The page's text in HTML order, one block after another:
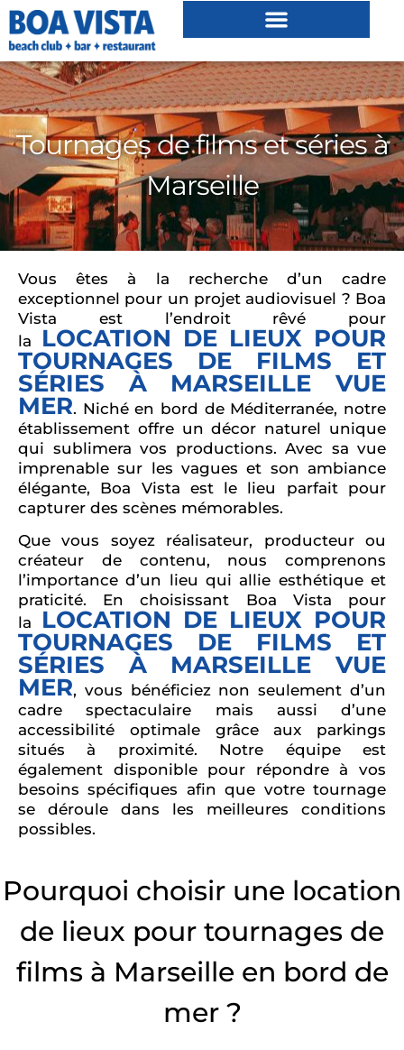
Tournages de films et séries à
Marseille
Vous êtes à la recherche d’un cadre
exceptionnel pour un projet audiovisuel ? Boa
Vista est l’endroit rêvé pour
la LOCATION DE LIEUX POUR
TOURNAGES DE FILMS ET
SÉRIES À MARSEILLE VUE
MER. Niché en bord de Méditerranée, notre
établissement offre un décor naturel unique
qui sublimera vos productions. Avec sa vue
imprenable sur les vagues et son ambiance
élégante, Boa Vista est le lieu parfait pour
capturer des scènes mémorables.
Que vous soyez réalisateur, producteur ou
créateur de contenu, nous comprenons
l’importance d’un lieu qui allie esthétique et
praticité. En choisissant Boa Vista pour
la LOCATION DE LIEUX POUR
TOURNAGES DE FILMS ET
SÉRIES À MARSEILLE VUE
MER, vous bénéficiez non seulement d’un
cadre spectaculaire mais aussi d’une
accessibilité optimale grâce aux parkings
situés à proximité. Notre équipe est
également disponible pour répondre à vos
besoins spécifiques afin que votre tournage
se déroule dans les meilleures conditions
possibles.
Pourquoi choisir une location
de lieux pour tournages de
films à Marseille en bord de
mer ?